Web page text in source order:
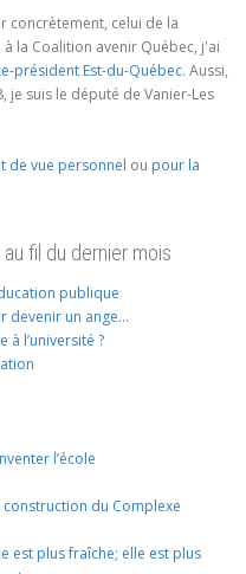
concrètement, celui de la
la Coalition avenir Québec, j'ai
président Est-du-Québec. Aussi,
suis le député de Vanier-Les
de vue personnel ou pour la
fil du dernier mois
publique
devenir un ange…
à l’université ?
l’école
du Complexe
est plus fraîche; elle est plus